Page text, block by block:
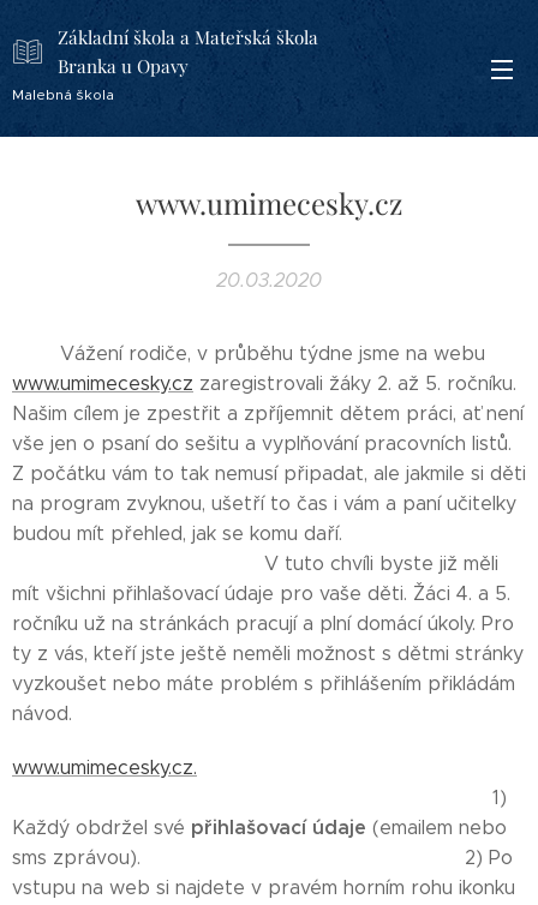
Základní škola a Mateřská škola
Branka u Opavy
Malebná škola
www.umimecesky.cz
20.03.2020
Vážení rodiče, v průběhu týdne jsme na webu
www.umimecesky.cz zaregistrovali žáky 2. až 5. ročníku.
Našim cílem je zpestřit a zpříjemnit dětem práci, ať není
vše jen o psaní do sešitu a vyplňování pracovních listů.
Z počátku vám to tak nemusí připadat, ale jakmile si děti
na program zvyknou, ušetří to čas i vám a paní učitelky
budou mít přehled, jak se komu daří.
V tuto chvíli byste již měli
mít všichni přihlašovací údaje pro vaše děti. Žáci 4. a 5.
ročníku už na stránkách pracují a plní domácí úkoly. Pro
ty z vás, kteří jste ještě neměli možnost s dětmi stránky
vyzkoušet nebo máte problém s přihlášením přikládám
návod.
www.umimecesky.cz.
1)
Každý obdržel své přihlašovací údaje (emailem nebo
sms zprávou). 2) Po
vstupu na web si najdete v pravém horním rohu ikonku